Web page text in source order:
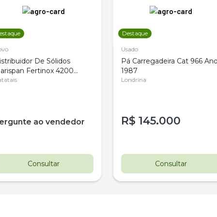
De Sólidos
Fertinox 4200
ao vendedor
Consultar
Destaque
Usado
Pá Carregadeira Cat 966
1987
Londrina
R$ 145.000
Consultar